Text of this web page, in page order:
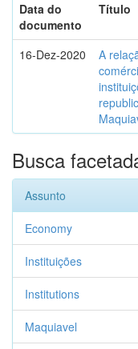
Data do
documento
Título
16-Dez-2020
A
Busca
Assunto
Economy
Instituições
Institutions
Maquiavel